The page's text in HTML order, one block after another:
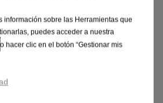
Financial Services España
transporte, descuentos.
una duración de 35 meses de
información sobre las Herramientas que
puedes acceder a nuestra
o hacer clic en el botón “Gestionar mis